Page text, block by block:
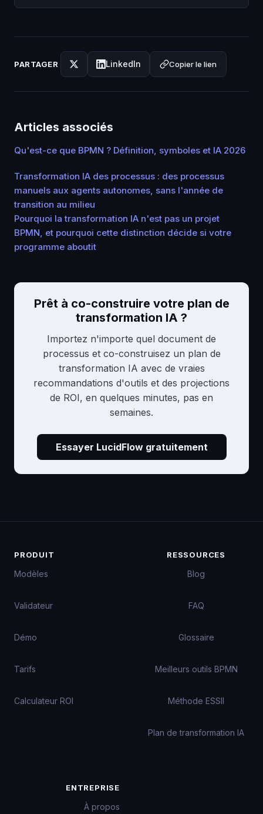
PARTAGER LinkedIn Copier le lien
Articles associés
Qu'est-ce que BPMN ? Définition, symboles et IA 2026
Transformation IA des processus : des processus
manuels aux agents autonomes, sans l'année de
transition au milieu
Pourquoi la transformation IA n'est pas un projet
BPMN, et pourquoi cette distinction décide si votre
programme aboutit
Prêt à co-construire votre plan de
transformation IA ?
Importez n'importe quel document de
processus et co-construisez un plan de
transformation IA avec de vraies
recommandations d'outils et des projections
de ROI, en quelques minutes, pas en
semaines.
Essayer LucidFlow gratuitement
PRODUIT
Modèles
Validateur
Démo
Tarifs
Calculateur ROI
RESSOURCES
Blog
FAQ
Glossaire
Meilleurs outils BPMN
Méthode ESSII
Plan de transformation IA
ENTREPRISE
À propos